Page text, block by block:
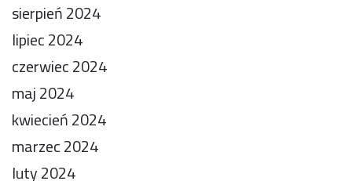
sierpień 2024
lipiec 2024
czerwiec 2024
maj 2024
kwiecień 2024
marzec 2024
luty 2024